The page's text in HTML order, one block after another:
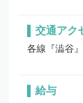
交通アク
各線『澁谷
給与